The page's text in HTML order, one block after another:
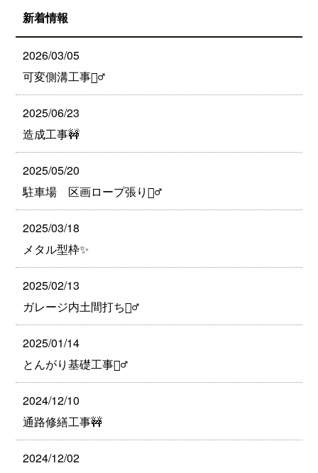
新着情報
2026/03/05
可変側溝工事👷‍♂️
2025/06/23
造成工事🚧
2025/05/20
駐車場 区画ロープ張り👷‍♂️
2025/03/18
メタル型枠✨
2025/02/13
ガレージ内土間打ち👷‍♂️
2025/01/14
とんがり基礎工事👷‍♂️
2024/12/10
通路修繕工事🚧
2024/12/02